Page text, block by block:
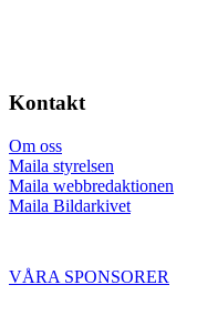
Kontakt
Om oss
Maila styrelsen
Maila webbredaktionen
Maila Bildarkivet
VÅRA SPONSORER